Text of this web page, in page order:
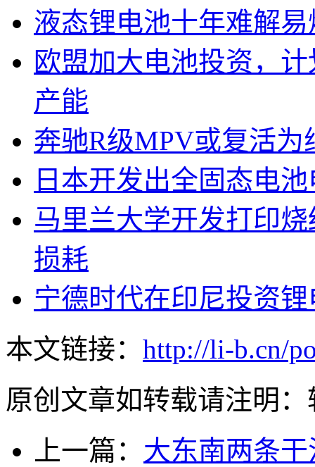
液态锂电池十年难解
欧盟加大电池投资，
产能
奔驰R级MPV或复活为
日本开发出全固态电
马里兰大学开发打印
损耗
宁德时代在印尼投资
本文链接： http://li-b.cn/
原创文章如转载请注明：
上一篇： 大东南两条